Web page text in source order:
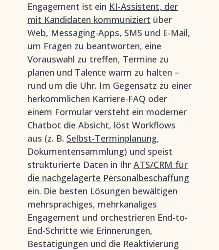
Engagement ist ein KI-Assistent, der
mit Kandidaten kommuniziert über
Web, Messaging-Apps, SMS und E-Mail,
um Fragen zu beantworten, eine
Vorauswahl zu treffen, Termine zu
planen und Talente warm zu halten –
rund um die Uhr. Im Gegensatz zu einer
herkömmlichen Karriere-FAQ oder
einem Formular versteht ein moderner
Chatbot die Absicht, löst Workflows
aus (z. B. Selbst-Terminplanung,
Dokumentensammlung) und speist
strukturierte Daten in Ihr ATS/CRM für
die nachgelagerte Personalbeschaffung
ein. Die besten Lösungen bewältigen
mehrsprachiges, mehrkanaliges
Engagement und orchestrieren End-to-
End-Schritte wie Erinnerungen,
Bestätigungen und die Reaktivierung